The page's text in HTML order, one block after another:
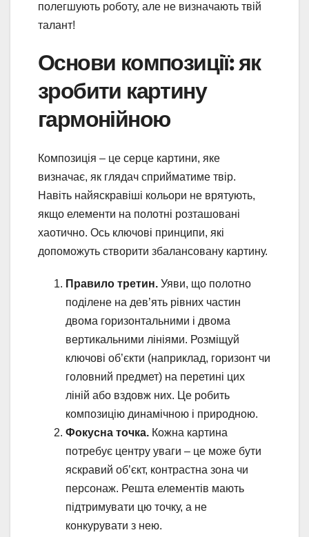
полегшують роботу, але не визначають твій
талант!
Основи композиції: як
зробити картину
гармонійною
Композиція – це серце картини, яке
визначає, як глядач сприйматиме твір.
Навіть найяскравіші кольори не врятують,
якщо елементи на полотні розташовані
хаотично. Ось ключові принципи, які
допоможуть створити збалансовану картину.
Правило третин. Уяви, що полотно
поділене на дев’ять рівних частин
двома горизонтальними і двома
вертикальними лініями. Розміщуй
ключові об’єкти (наприклад, горизонт чи
головний предмет) на перетині цих
ліній або вздовж них. Це робить
композицію динамічною і природною.
Фокусна точка. Кожна картина
потребує центру уваги – це може бути
яскравий об’єкт, контрастна зона чи
персонаж. Решта елементів мають
підтримувати цю точку, а не
конкурувати з нею.